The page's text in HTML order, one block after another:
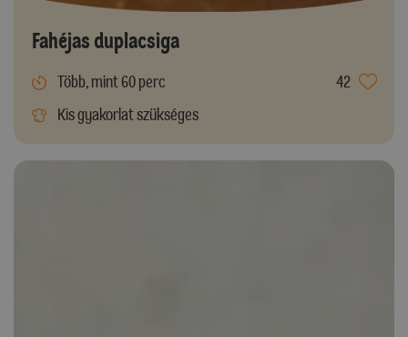
Fahéjas duplacsiga
Több, mint 60 perc
42
Kis gyakorlat szükséges